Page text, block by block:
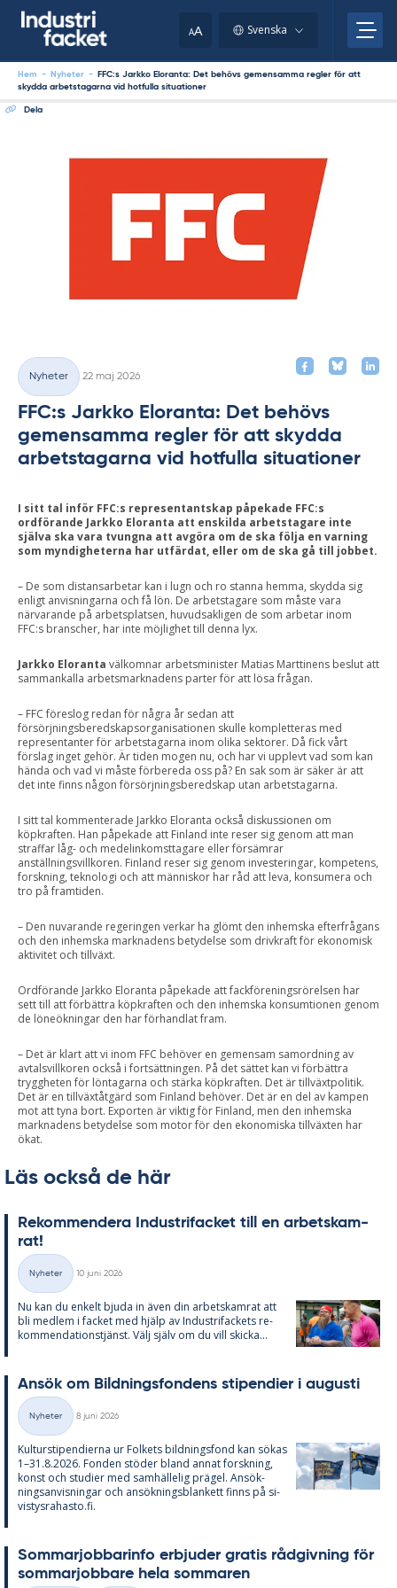
AA Svenska
Hem - Nyheter -
FFC:s Jarkko Eloranta: Det behövs gemensamma regler för att
skydda arbetstagarna vid hotfulla situationer
Dela
Kategorier
Nyheter
22 maj 2026
FFC:s Jarkko Eloranta: Det behövs
gemensamma regler för att skydda
arbetstagarna vid hotfulla situationer
I sitt tal inför FFC:s representantskap påpekade FFC:s
ordförande Jarkko Eloranta att enskilda arbetstagare inte
själva ska vara tvungna att avgöra om de ska följa en varning
som myndigheterna har utfärdat, eller om de ska gå till jobbet.
– De som distansarbetar kan i lugn och ro stanna hemma, skydda sig
enligt anvisningarna och få lön. De arbetstagare som måste vara
närvarande på arbetsplatsen, huvudsakligen de som arbetar inom
FFC:s branscher, har inte möjlighet till denna lyx.
Jarkko Eloranta välkomnar arbetsminister Matias Marttinens beslut att
sammankalla arbetsmarknadens parter för att lösa frågan.
– FFC föreslog redan för några år sedan att
försörjningsberedskapsorganisationen skulle kompletteras med
representanter för arbetstagarna inom olika sektorer. Då fick vårt
förslag inget gehör. Är tiden mogen nu, och har vi upplevt vad som kan
hända och vad vi måste förbereda oss på? En sak som är säker är att
det inte finns någon försörjningsberedskap utan arbetstagarna.
I sitt tal kommenterade Jarkko Eloranta också diskussionen om
köpkraften. Han påpekade att Finland inte reser sig genom att man
straffar låg- och medelinkomsttagare eller försämrar
anställningsvillkoren. Finland reser sig genom investeringar, kompetens,
forskning, teknologi och att människor har råd att leva, konsumera och
tro på framtiden.
– Den nuvarande regeringen verkar ha glömt den inhemska efterfrågans
och den inhemska marknadens betydelse som drivkraft för ekonomisk
aktivitet och tillväxt.
Ordförande Jarkko Eloranta påpekade att fackföreningsrörelsen har
sett till att förbättra köpkraften och den inhemska konsumtionen genom
de löneökningar den har förhandlat fram.
– Det är klart att vi inom FFC behöver en gemensam samordning av
avtalsvillkoren också i fortsättningen. På det sättet kan vi förbättra
tryggheten för löntagarna och stärka köpkraften. Det är tillväxtpolitik.
Det är en tillväxtåtgärd som Finland behöver. Det är en del av kampen
mot att tyna bort. Exporten är viktig för Finland, men den inhemska
marknadens betydelse som motor för den ekonomiska tillväxten har
ökat.
Läs också de här
Re­kom­men­de­ra In­du­stri­fac­ket till en ar­bets­kam­
rat!
Kategorier
Nyheter
10 juni 2026
Nu kan du en­kelt bju­da in även din ar­bets­kam­rat att
bli med­lem i fac­ket med hjälp av In­du­stri­fac­kets re­
kom­men­da­tions­tjänst. Välj själv om du vill skic­ka...
An­sök om Bild­nings­fon­dens sti­pen­di­er i au­gusti
Kategorier
Nyheter
8 juni 2026
Kul­tursti­pen­di­er­na ur Fol­kets bild­nings­fond kan sö­kas
1–31.8.2026. Fon­den stö­der bland an­nat forsk­ning,
konst och stu­di­er med sam­häl­le­lig prä­gel. An­sök­
nings­an­vis­ning­ar och an­sök­nings­blan­kett fin­ns på si­
vis­tys­ra­has­to.fi.
Som­mar­job­ba­rin­fo er­bju­der gra­tis råd­giv­ning för
som­mar­job­ba­re hela som­ma­ren